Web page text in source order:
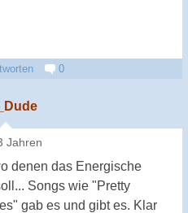
0
Jahren
denen das Energische
Songs wie "Pretty
gab es und gibt es. Klar